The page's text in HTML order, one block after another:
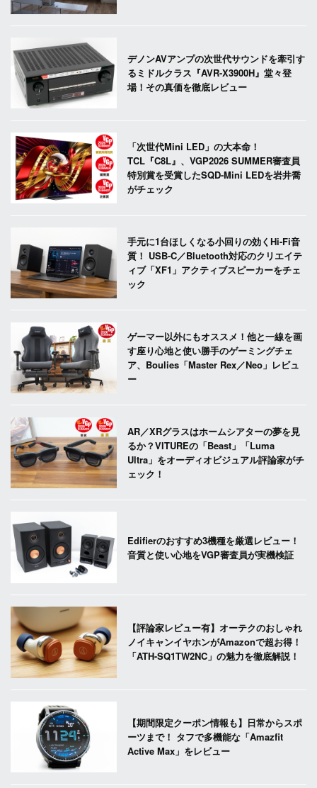
デノンAVアンプの次世代サウンドを牽引す
るミドルクラス『AVR-X3900H』堂々登
場！その真価を徹底レビュー
「次世代Mini LED」の大本命！
TCL『C8L』、VGP2026 SUMMER審査員
特別賞を受賞したSQD-Mini LEDを岩井喬
がチェック
手元に1台ほしくなる小回りの効くHi-Fi音
質！ USB-C／Bluetooth対応のクリエイテ
ィブ「XF1」アクティブスピーカーをチェ
ック
ゲーマー以外にもオススメ！他と一線を画
す座り心地と使い勝手のゲーミングチェ
ア、Boulies「Master Rex／Neo」レビュ
ー
AR／XRグラスはホームシアターの夢を見
るか？VITUREの「Beast」「Luma
Ultra」をオーディオビジュアル評論家がチ
ェック！
Edifierのおすすめ3機種を厳選レビュー！
音質と使い心地をVGP審査員が実機検証
【評論家レビュー有】オーテクのおしゃれ
ノイキャンイヤホンがAmazonで超お得！
「ATH-SQ1TW2NC」の魅力を徹底解説！
【期間限定クーポン情報も】日常からスポ
ーツまで！ タフで多機能な「Amazfit
Active Max」をレビュー